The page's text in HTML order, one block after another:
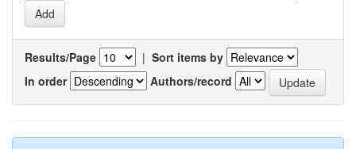
Results/Page | Sort items by
In order
Authors/record